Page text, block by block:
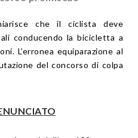
che il ciclista deve
conducendo la bicicletta a
L’erronea equiparazione al
del concorso di colpa